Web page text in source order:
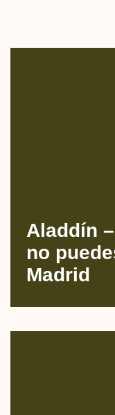
Aladdín
no
Madrid